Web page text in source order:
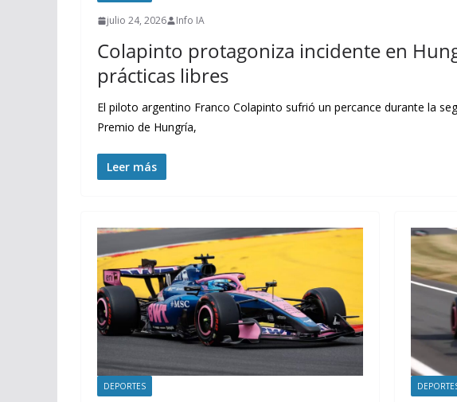
julio 24, 2026 Info IA
Colapinto protagoniza incidente en
prácticas libres
El piloto argentino Franco Colapinto sufrió un percance durante la
Premio de Hungría,
Leer más
DEPORTES